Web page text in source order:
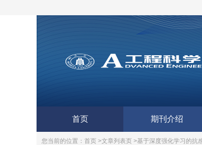
首页 期刊介绍
您当前的位置： 首页 >文章列表页 >基于深度强化学习的抗